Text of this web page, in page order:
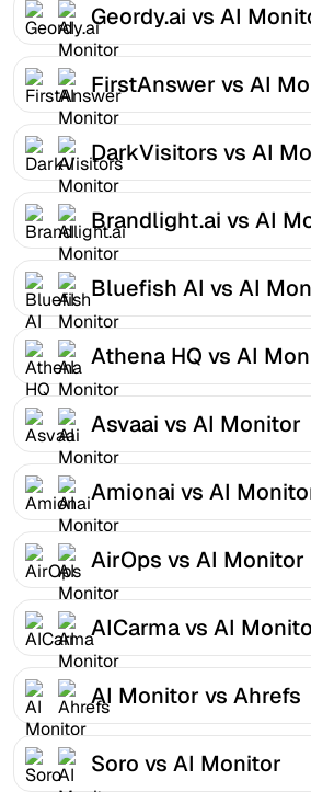
Geordy.ai vs AI
FirstAnswer vs AI
DarkVisitors vs AI
Brandlight.ai vs AI
Bluefish AI vs AI
Athena HQ vs AI
Asvaai vs AI Monitor
Amionai vs AI
AirOps vs AI Monitor
AICarma vs AI
AI Monitor vs Ahrefs
Soro vs AI Monitor